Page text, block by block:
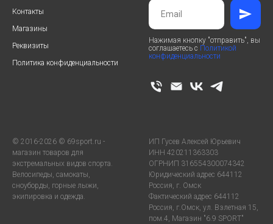
Контакты
Магазины
Реквизиты
Политика конфиденциальности
Нажимая кнопку "отправить", вы
соглашаетесь с Политикой
конфиденциальности
© 2016-2026 © 69sport.ru -
магазин товаров для
экстремальных видов спорта.
Велосипеды, самокаты,
сноуборды, горные лыжи,
экипировка и одежда.
ИП Гусев Алексей Юрьевич
ИНН 420211363303
ОГРНИП 316554300074342
Юридический адрес 644112
Россия, г. Омск
Фактический адрес 644112
Россия, г.Омск, ул. Взлетная 15,
пом.4, Магазин "6.9 SPORT"